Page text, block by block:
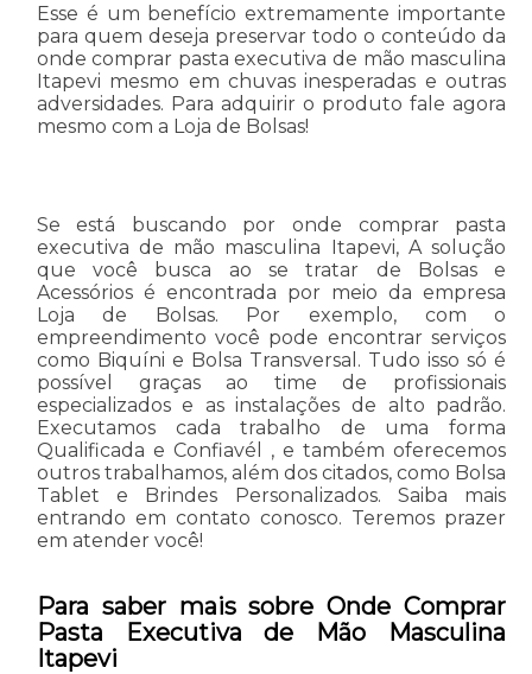
Esse é um benefício extremamente importante
para quem deseja preservar todo o conteúdo da
onde comprar pasta executiva de mão masculina
Itapevi mesmo em chuvas inesperadas e outras
adversidades. Para adquirir o produto fale agora
mesmo com a Loja de Bolsas!
Se está buscando por onde comprar pasta
executiva de mão masculina Itapevi, A solução
que você busca ao se tratar de Bolsas e
Acessórios é encontrada por meio da empresa
Loja de Bolsas. Por exemplo, com o
empreendimento você pode encontrar serviços
como Biquíni e Bolsa Transversal. Tudo isso só é
possível graças ao time de profissionais
especializados e as instalações de alto padrão.
Executamos cada trabalho de uma forma
Qualificada e Confiavél , e também oferecemos
outros trabalhamos, além dos citados, como Bolsa
Tablet e Brindes Personalizados. Saiba mais
entrando em contato conosco. Teremos prazer
em atender você!
Para saber mais sobre Onde Comprar
Pasta Executiva de Mão Masculina
Itapevi